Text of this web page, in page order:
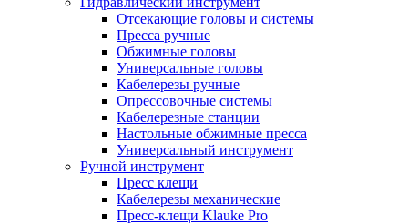
Отсекающие головы и системы
Пресса ручные
Обжимные головы
Универсальные головы
Кабелерезы ручные
Опрессовочные системы
Кабелерезные станции
Настольные обжимные пресса
Универсальный инструмент
Ручной инструмент
Пресс клещи
Кабелерезы механические
Пресс-клещи Klauke Pro